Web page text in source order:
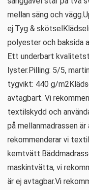
mellan säng och
ej.Tyg &
polyester och baksida
Ett underbart
lyster.Pilling: 5/5,
tygvikt: 440 g/
avtagbart. Vi
textilskydd och
på mellanmadrassen
rekommenderar vi
maskintvätta, vi
är ej avtagbar.Vi